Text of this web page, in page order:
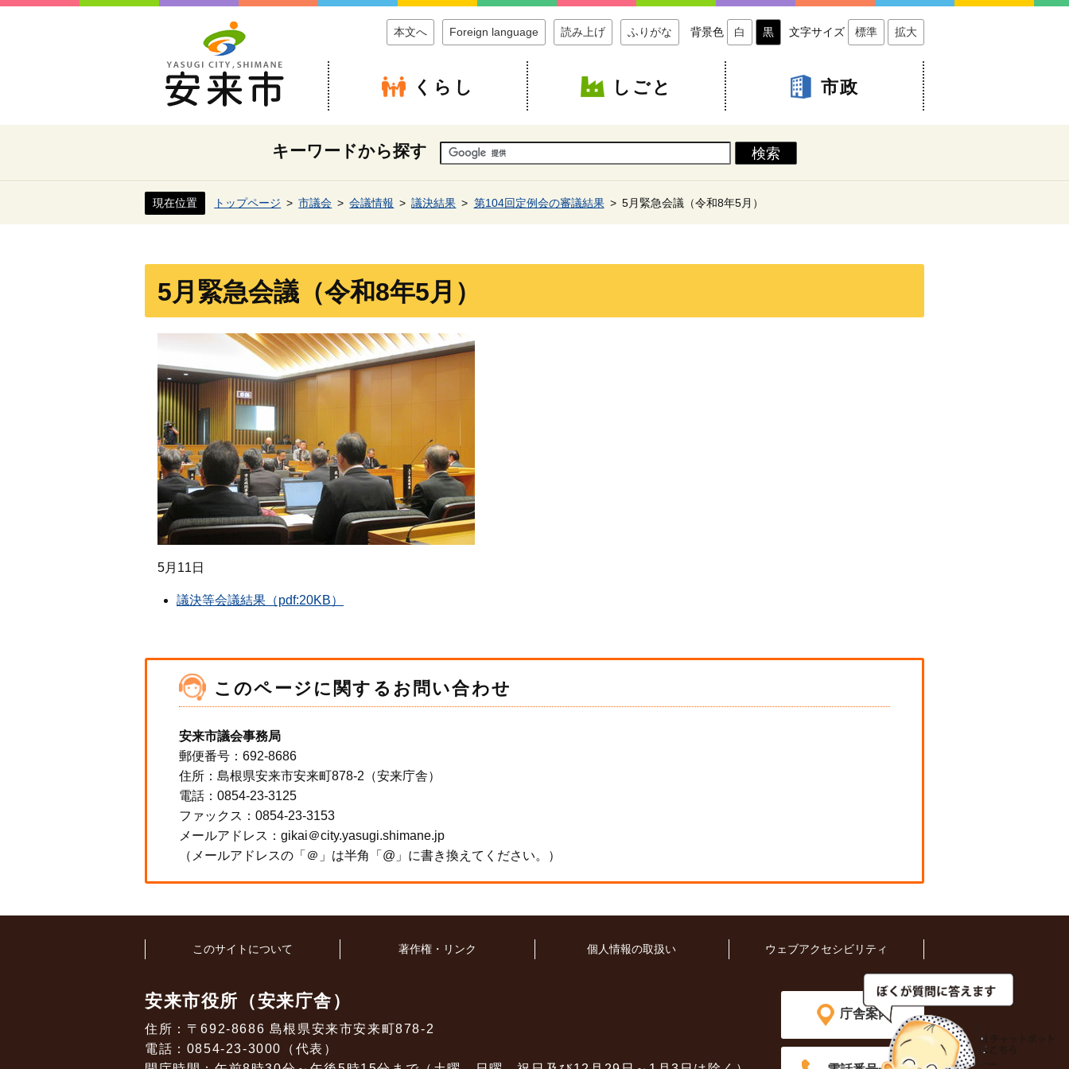
本文へ Foreign language 読み上げ ふりがな 背景色 白 黒 文字サイズ 標準 拡大
くらし しごと 市政
キーワードから探す
現在位置 トップページ 市議会 会議情報 議決結果 第104回定例会の審議結果 5月緊急会議（令和8年5月）
5月緊急会議（令和8年5月）
5月11日
議決等会議結果（pdf:20KB）
このページに関するお問い合わせ
安来市議会事務局
郵便番号：692-8686
住所：島根県安来市安来町878-2（安来庁舎）
電話：0854-23-3125
ファックス：0854-23-3153
メールアドレス：gikai＠city.yasugi.shimane.jp
（メールアドレスの「＠」は半角「@」に書き換えてください。）
このサイトについて 著作権・リンク 個人情報の取扱い ウェブアクセシビリティ
安来市役所（安来庁舎）
住所：〒692-8686 島根県安来市安来町878-2
電話：0854-23-3000（代表）
庁舎案内